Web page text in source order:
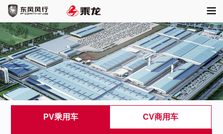
东风风行 乘龙汽车
菜
单
PV乘用车 CV商用车